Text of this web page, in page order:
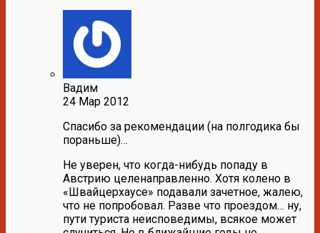
Вадим
24 Мар 2012
Спасибо за рекомендации (на полгодика бы
пораньше)…
Не уверен, что когда-нибудь попаду в
Австрию целенаправленно. Хотя колено в
«Швайцерхаусе» подавали зачетное, жалею,
что не попробовал. Разве что проездом… ну,
пути туриста неисповедимы, всякое может